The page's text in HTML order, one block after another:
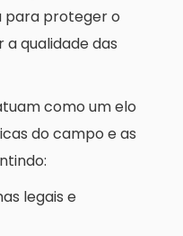
para proteger o
qualidade das
como um elo
do campo e as
legais e